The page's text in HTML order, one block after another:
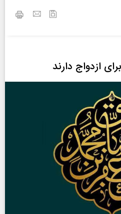
ازدواج دارند